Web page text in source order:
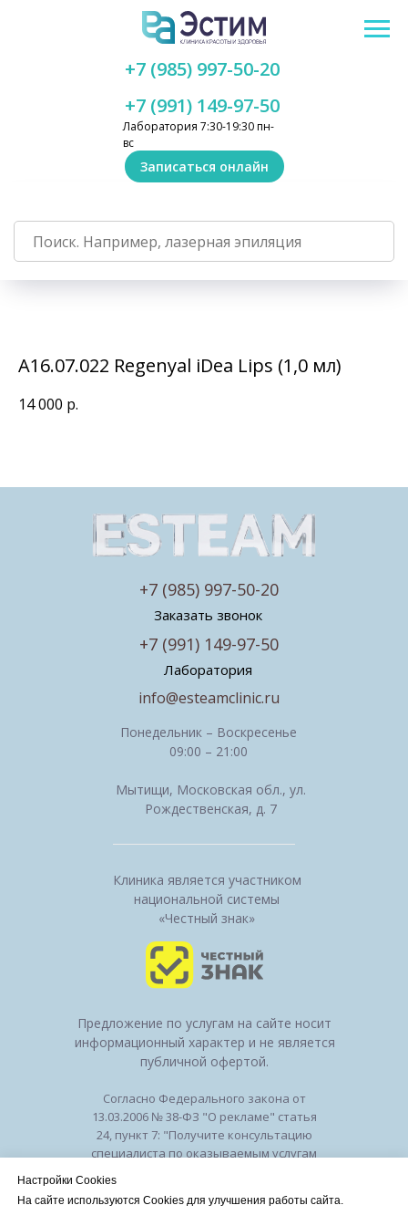
Лаборатория 7:30-19:30 пн-
вс
+7 (991) 149-97-50
+7 (985) 997-50-20
Записаться онлайн
А16.07.022 Regenyal iDea Lips (1,0 мл)
14 000 р.
Клиника является участником
национальной системы
«Честный знак»
Понедельник – Воскресенье
09:00 – 21:00
Мытищи, Московская обл., ул.
Рождественская, д. 7
Заказать звонок
Лаборатория
info@esteamclinic.ru
+7 (991) 149-97-50
+7 (985) 997-50-20
Предложение по услугам на сайте носит
информационный характер и не является
публичной офертой.
Согласно Федерального закона от
13.03.2006 № 38-ФЗ "О рекламе" статья
24, пункт 7: "Получите консультацию
специалиста по оказываемым услугам
медицинской деятельности № ЛО-50-01-
Настройки Cookies
На сайте используются Cookies для улучшения работы сайта.